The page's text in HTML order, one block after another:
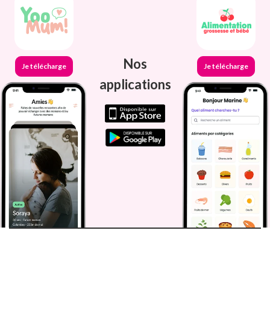
Je télécharge
Nos
applications
Je télécharge